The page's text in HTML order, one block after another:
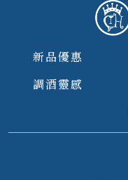
新品優惠
調酒靈感